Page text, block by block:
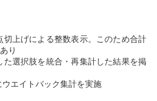
切上げによる整数表示。このため合計
り
た選択肢を統合・再集計した結果を掲
エイトバック集計を実施